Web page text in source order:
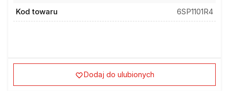
Kod towaru
6SP1101R4
Dodaj do ulubionych